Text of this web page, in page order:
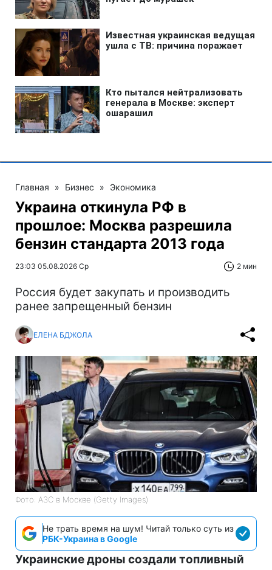
Главная » Бизнес » Экономика
Украина откинула РФ в
прошлое: Москва разрешила
бензин стандарта 2013 года
23:03 05.08.2026 Ср 2 мин
Россия будет закупать и производить
ранее запрещенный бензин
ЕЛЕНА БДЖОЛА
Фото: АЗС в Москве (Getty Images)
Не трать время на шум! Читай только суть из
РБК-Украина в Google
Украинские дроны создали топливный